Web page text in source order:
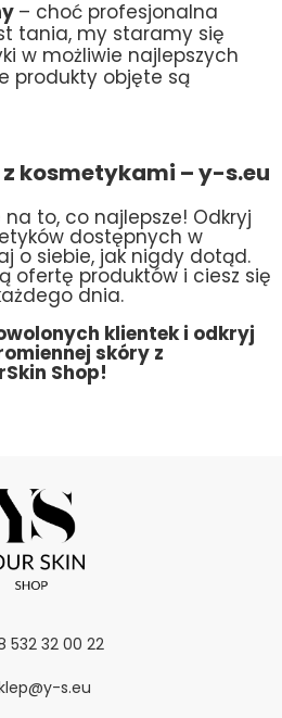
– choć profesjonalna
tania, my staramy się
w możliwie najlepszych
produkty objęte są
kosmetykami – y-s.eu
na to, co najlepsze! Odkryj
dostępnych w
o siebie, jak nigdy dotąd.
ofertę produktów i ciesz się
dnia.
klientek i odkryj
skóry z
Shop!
532 32 00 22
s.eu